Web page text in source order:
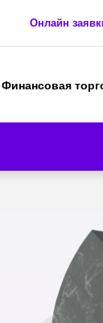
Онлайн
Финансовая